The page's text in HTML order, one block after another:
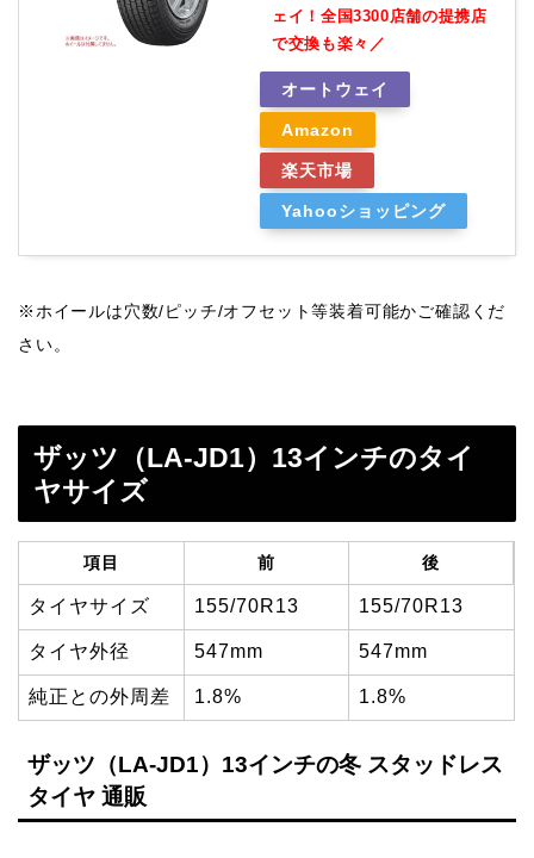
ェイ！全国3300店舗の提携店
で交換も楽々／
オートウェイ
Amazon
楽天市場
Yahooショッピング
※ホイールは穴数/ピッチ/オフセット等装着可能かご確認くだ
さい。
ザッツ（LA-JD1）13インチのタイ
ヤサイズ
項目 前 後
タイヤサイズ 155/70R13 155/70R13
タイヤ外径 547mm 547mm
純正との外周差 1.8% 1.8%
ザッツ（LA-JD1）13インチの冬 スタッドレス
タイヤ 通販